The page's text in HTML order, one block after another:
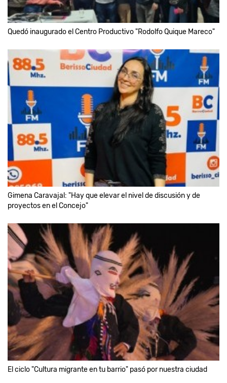
Quedó inaugurado el Centro Productivo "Rodolfo Quique Mareco"
Gimena Caravajal: "Hay que elevar el nivel de discusión y de
proyectos en el Concejo"
El ciclo "Cultura migrante en tu barrio" pasó por nuestra ciudad